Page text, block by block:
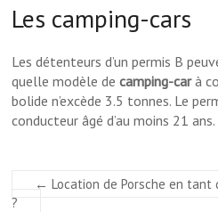
Les camping-cars
Les détenteurs d’un permis B
quelle modèle decamping-carà
bolide n’excède 3.5 tonnes. Le
conducteur âgé d’au moins 21 ans.
← Location de Porsche en
?